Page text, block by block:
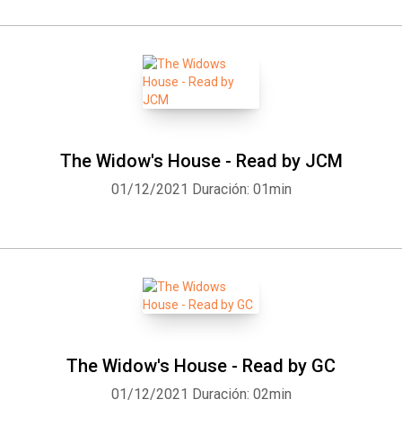
The Widow's House - Read by JCM
01/12/2021 Duración: 01min
The Widow's House - Read by GC
01/12/2021 Duración: 02min